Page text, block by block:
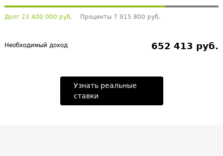
Долг 23 400 000 руб. Проценты 7 915 800 руб.
Необходимый доход 652 413 руб.
Узнать реальные
ставки